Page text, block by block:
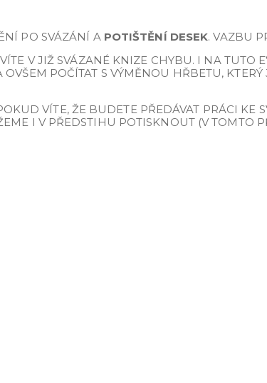
PO SVÁZÁNÍ A POTIŠTĚNÍ DESEK. VAZBU
V JIŽ SVÁZANÉ KNIZE CHYBU. I NA TUTO
POČÍTAT S VÝMĚNOU HŘBETU,
VÍTE, ŽE BUDETE PŘEDÁVAT PRÁCI KE
I V PŘEDSTIHU POTISKNOUT (V TOMTO